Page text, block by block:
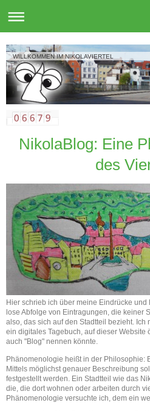
WILLKOMMEN IM NIKOLAVIERTEL
NikolaBlog: Eine
des
Hier schrieb ich über meine Eindrücke
lose Abfolge von Eintragungen, die keiner
also, das sich auf den Stadtteil bezieht.
ein digitales Tagebuch, auf dieser Website
auch "Blog" nennen könnte.
Phänomenologie heißt in der Philosophie:
Mittels möglichst genauer Beschreibung
festgestellt werden. Ein Stadtteil wie das
die, die dort wohnen oder arbeiten durch
Phänomenologie versuchte ich, dem ein